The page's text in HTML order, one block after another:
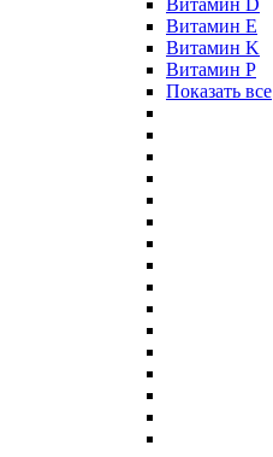
Витамин E
Витамин K
Витамин P
Показать все